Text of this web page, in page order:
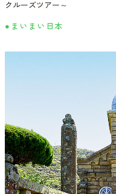
クルーズツアー～
●まいまい日本